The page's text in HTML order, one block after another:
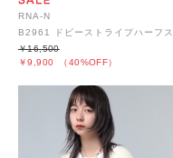
RNA-N
￥9,900 （40%OFF）
￥16,500